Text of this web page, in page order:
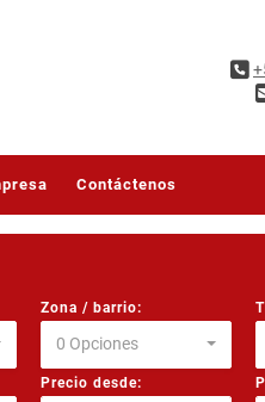
Contáctenos
Zona / barrio:
0 Opciones
Precio desde: